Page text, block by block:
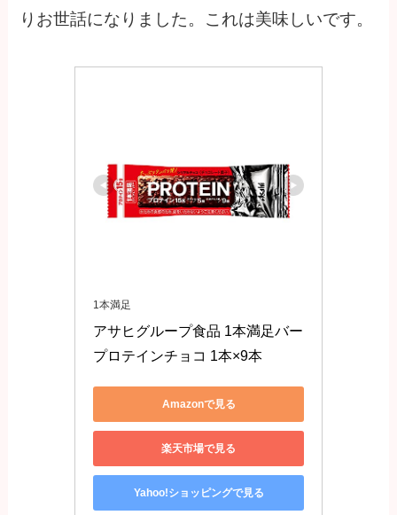
りお世話になりました。これは美味しいです。
1本満足
アサヒグループ食品 1本満足バー
プロテインチョコ 1本×9本
Amazonで見る
楽天市場で見る
Yahoo!ショッピングで見る